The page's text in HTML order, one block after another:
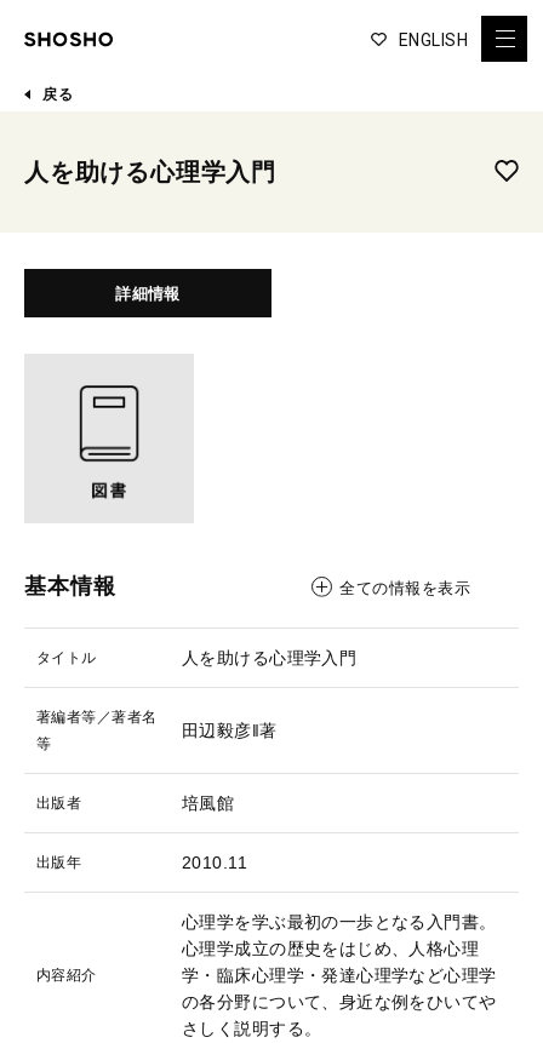
ENGLISH
戻る
人を助ける心理学入門
詳細情報
基本情報 全ての情報を表示
タイトル 人を助ける心理学入門
著編者等／著者名
等
田辺毅彦‖著
出版者 培風館
出版年 2010.11
内容紹介
心理学を学ぶ最初の一歩となる入門書。
心理学成立の歴史をはじめ、人格心理
学・臨床心理学・発達心理学など心理学
の各分野について、身近な例をひいてや
さしく説明する。